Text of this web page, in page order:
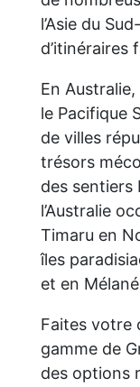
l’Asie du
d’itinéraires
En
le Pacifique
de villes
trésors
des sentiers
l’Australie
Timaru en
îles
et en
Faites votre
gamme de
des options